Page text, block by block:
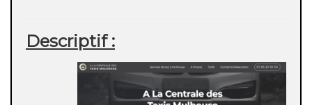
Descriptif :